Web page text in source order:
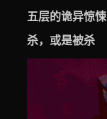
五层的诡异惊悚
杀，或是被杀